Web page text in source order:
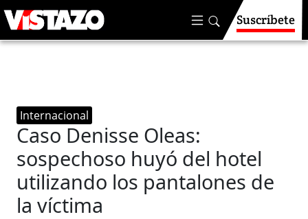
Suscríbete
Internacional
Caso Denisse Oleas:
sospechoso huyó del hotel
utilizando los pantalones de
la víctima